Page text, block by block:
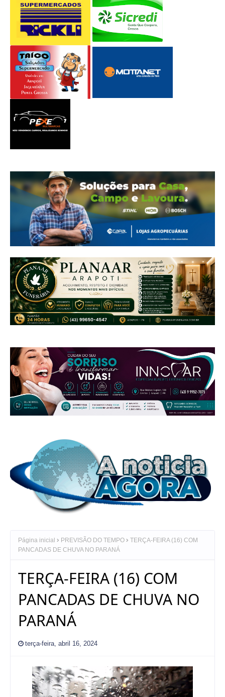
Página inicial PREVISÃO DO TEMPO
TERÇA-FEIRA (16) COM
PANCADAS DE CHUVA NO PARANÁ
TERÇA-FEIRA (16) COM
PANCADAS DE CHUVA NO
PARANÁ
terça-feira, abril 16, 2024